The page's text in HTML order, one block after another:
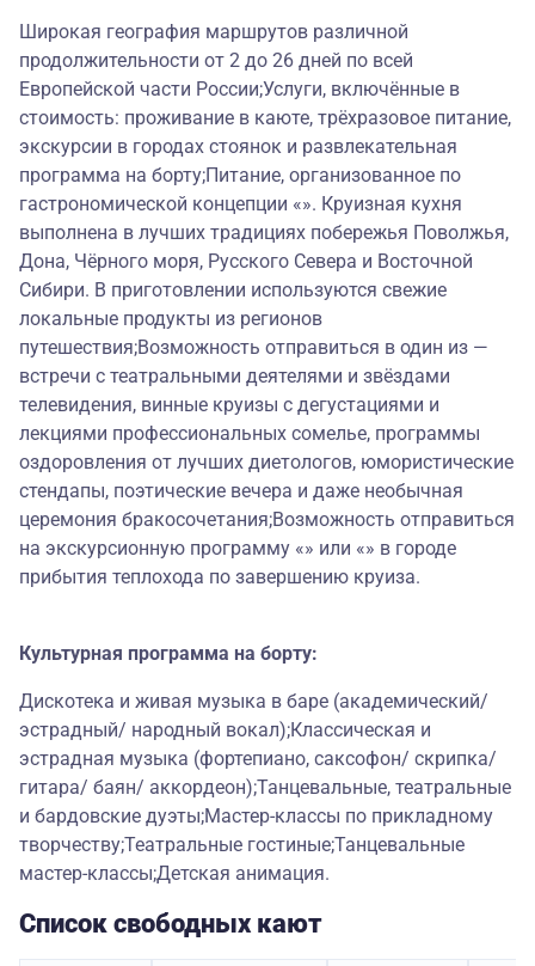
Широкая география маршрутов различной
продолжительности от 2 до 26 дней по всей
Европейской части России;Услуги, включённые в
стоимость: проживание в каюте, трёхразовое питание,
экскурсии в городах стоянок и развлекательная
программа на борту;Питание, организованное по
гастрономической концепции «». Круизная кухня
выполнена в лучших традициях побережья Поволжья,
Дона, Чёрного моря, Русского Севера и Восточной
Сибири. В приготовлении используются свежие
локальные продукты из регионов
путешествия;Возможность отправиться в один из —
встречи с театральными деятелями и звёздами
телевидения, винные круизы с дегустациями и
лекциями профессиональных сомелье, программы
оздоровления от лучших диетологов, юмористические
стендапы, поэтические вечера и даже необычная
церемония бракосочетания;Возможность отправиться
на экскурсионную программу «» или «» в городе
прибытия теплохода по завершению круиза.
Культурная программа на борту:
Дискотека и живая музыка в баре (академический/
эстрадный/ народный вокал);Классическая и
эстрадная музыка (фортепиано, саксофон/ скрипка/
гитара/ баян/ аккордеон);Танцевальные, театральные
и бардовские дуэты;Мастер-классы по прикладному
творчеству;Театральные гостиные;Танцевальные
мастер-классы;Детская анимация.
Список свободных кают